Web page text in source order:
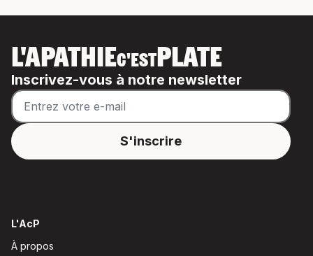
L'APATHIEC'ESTPLATE
Inscrivez-vous à notre newsletter
L'AcP
À propos